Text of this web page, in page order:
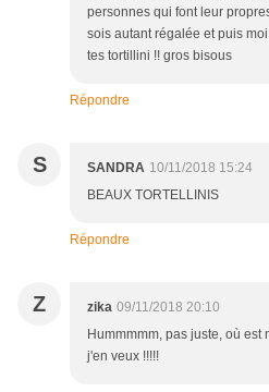
personnes qui font leur
sois autant régalée et puis
tes tortillini !! gros bisous
Répondre
S SANDRA 10/11/2018 15:24
BEAUX TORTELLINIS
Répondre
Z zika 09/11/2018 20:10
Hummmmm, pas juste, où est
j'en veux !!!!!